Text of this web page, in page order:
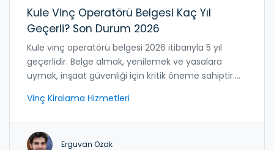
Kule Vinç Operatörü Belgesi Kaç Yıl
Geçerli? Son Durum 2026
Kule vinç operatörü belgesi 2026 itibarıyla 5 yıl
geçerlidir. Belge almak, yenilemek ve yasalara
uymak, inşaat güvenliği için kritik öneme sahiptir.
anlatıyoruz.
Vinç Kiralama Hizmetleri
Erguvan Ozak